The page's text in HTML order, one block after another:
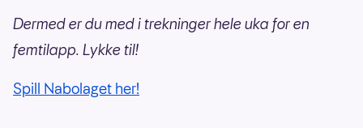
Dermed er du med i trekninger hele uka for en
femtilapp. Lykke til!
Spill Nabolaget her!